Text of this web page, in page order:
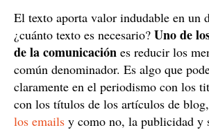
El texto aporta valor indudable en un
¿cuánto texto es necesario? Uno de
de la comunicación es reducir los
común denominador. Es algo que
claramente en el periodismo con los
con los títulos de los artículos de blog,
los emails y como no, la publicidad y